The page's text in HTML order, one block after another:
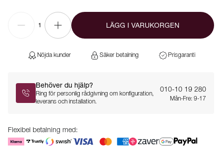
1 LÄGG I VARUKORGEN
Nöjda kunder Säker betalning Prisgaranti
Behöver du hjälp?
Ring för personlig rådgivning om konfiguration,
leverans och installation.
010-10 19 280
Mån-Fre: 9-17
Flexibel betalning med: